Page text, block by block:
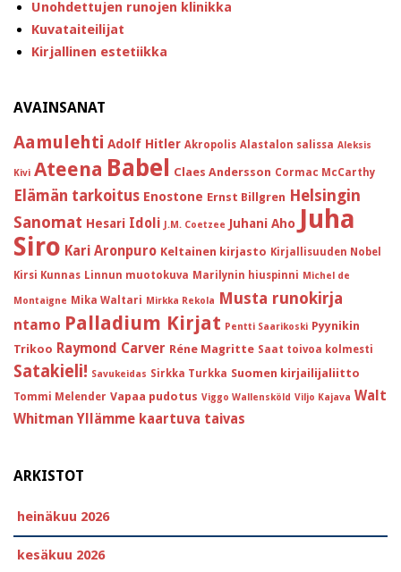
Unohdettujen runojen klinikka
Kuvataiteilijat
Kirjallinen estetiikka
AVAINSANAT
Aamulehti Adolf Hitler Akropolis Alastalon salissa Aleksis
Kivi Ateena Babel Claes Andersson Cormac McCarthy
Elämän tarkoitus Enostone Ernst Billgren Helsingin
Sanomat Hesari Idoli J.M. Coetzee Juhani Aho Juha
Siro Kari Aronpuro Keltainen kirjasto Kirjallisuuden Nobel
Kirsi Kunnas Linnun muotokuva Marilynin hiuspinni Michel de
Montaigne Mika Waltari Mirkka Rekola Musta runokirja
ntamo Palladium Kirjat Pentti Saarikoski Pyynikin
Trikoo Raymond Carver Réne Magritte Saat toivoa kolmesti
Satakieli! Savukeidas Sirkka Turkka Suomen kirjailijaliitto
Tommi Melender Vapaa pudotus Viggo Wallensköld Viljo Kajava Walt
Whitman Yllämme kaartuva taivas
ARKISTOT
heinäkuu 2026
kesäkuu 2026